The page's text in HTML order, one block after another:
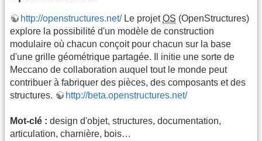
http://openstructures.net/Le projetOS (OpenStructures)
explore la possibilité d'un modèle de construction
modulaire où chacun conçoit pour chacun sur la base
d'une grille géométrique partagée. Il initie une sorte de
Meccano de collaboration auquel tout le monde peut
contribuer à fabriquer des pièces, des composants et des
structures.
http://beta.openstructures.net/
Mot-clé : design d'objet, structures, documentation,
articulation, charnière, bois…